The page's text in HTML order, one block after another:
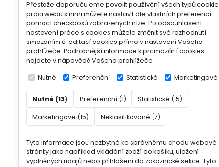
Přestože doporučujeme povolit používání všech typů
práci webu s nimi můžete nastavit dle vlastních preferencí
pomocí checkboxů zobrazených níže. Po odsouhlasení
nastavení práce s cookies můžete změnit své rozhodnutí
smazáním či editací cookies přímo v nastavení Vašeho
prohlížeče. Podrobnější informace k promazání cookies
najdete v nápovědě Vašeho prohlížeče.
Nutné Preferenční Statistické Marketingové
Nutné (13) Preferenční (1) Statistické (15)
Marketingové (15) Neklasifikované (7)
Tyto informace jsou nezbytné ke správnému chodu webové
stránky jako například vkládání zboží do košíku, uložení
vyplněných údajů nebo přihlášení do zákaznické sekce. Tyto